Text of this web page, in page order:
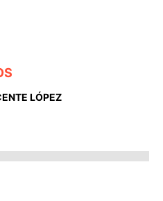
LÓPEZ